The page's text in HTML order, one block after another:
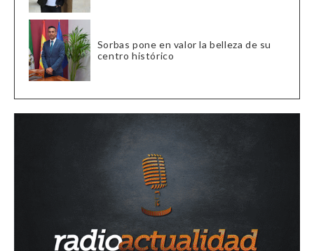
Sorbas pone en valor la belleza de su
centro histórico